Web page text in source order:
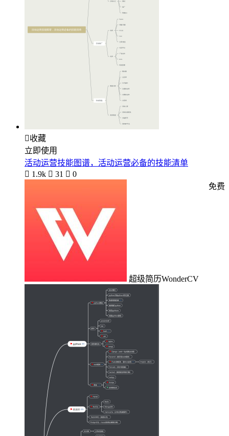
收藏
立即使用
活动运营技能图谱，活动运营必备的技能清单
 1.9k  31  0
超级简历WonderCV
免费